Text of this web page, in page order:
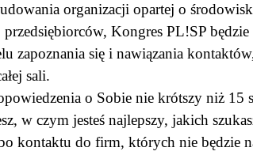
organizacji opartej o
Kongres PL!SP
się i nawiązania
sali.
o Sobie nie krótszy niż
w czym jesteś najlepszy, jakich
kontaktu do firm, których nie będzie